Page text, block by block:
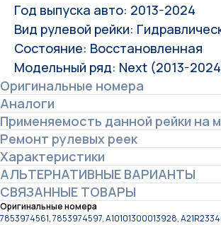
Год выпуска авто: 2013-2024
Вид рулевой рейки:
Состояние: Восстановленная
Модельный ряд: Next (2013-
Оригинальные номера
Аналоги
Применяемость данной рейки на
Ремонт рулевых реек
Характеристики
АЛЬТЕРНАТИВНЫЕ ВАРИАНТЫ
СВЯЗАННЫЕ ТОВАРЫ
Оригинальные номера
7853974561, 7853974597, A10101300013928,